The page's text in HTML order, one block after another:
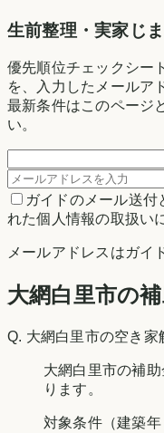
生前整理・実家じ
優先順位チェックシー
を、入力したメールア
最新条件はこのページ
い。
ガイドのメール送付
れた個人情報の取扱い
メールアドレスはガイ
大網白里市の
Q. 大網白里市の空き家
大網白里市の補
ります。
対象条件（建築